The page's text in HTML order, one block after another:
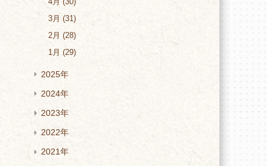
3月
31
2月
28
1月
29
2025年
2024年
2023年
2022年
2021年